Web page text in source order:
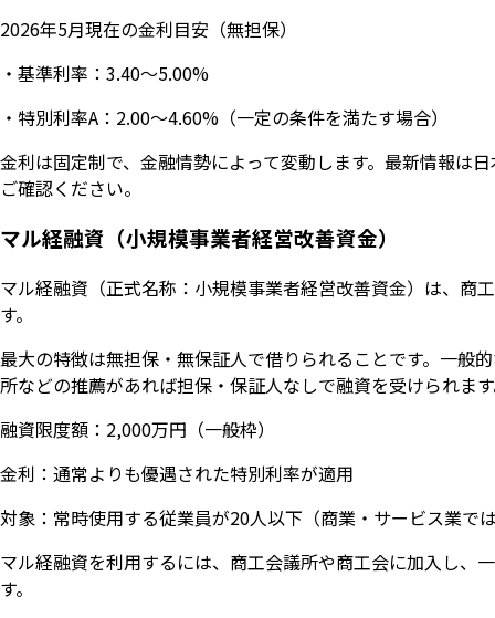
2026年5月現在の金利目安（無担保）
・基準利率：3.40〜5.00%
・特別利率A：2.00〜4.60%（一定の条件を満たす場合）
金利は固定制で、金融情勢によって変動します。最新情報は
ご確認ください。
マル経融資（小規模事業者経営改善資金）
マル経融資（正式名称：小規模事業者経営改善資金）は、商
す。
最大の特徴は無担保・無保証人で借りられることです。一般
所などの推薦があれば担保・保証人なしで融資を受けられま
融資限度額：2,000万円（一般枠）
金利：通常よりも優遇された特別利率が適用
対象：常時使用する従業員が20人以下（商業・サービス業で
マル経融資を利用するには、商工会議所や商工会に加入し、
す。